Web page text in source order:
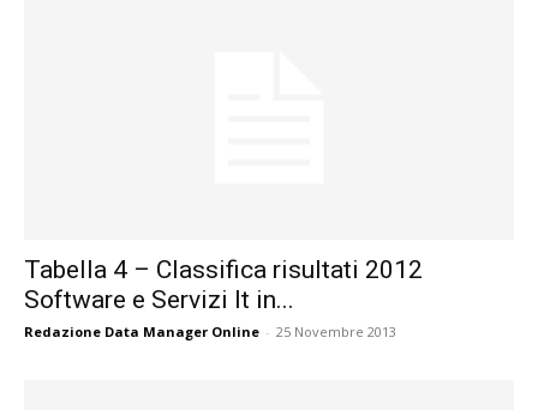
Tabella 4 – Classifica risultati 2012
Software e Servizi It in...
Redazione Data Manager Online - 25 Novembre 2013